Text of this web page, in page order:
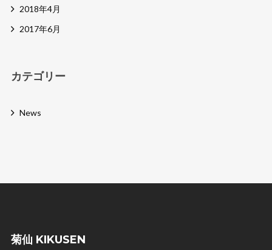
2018年4月
2017年6月
カテゴリー
News
菊仙 KIKUSEN